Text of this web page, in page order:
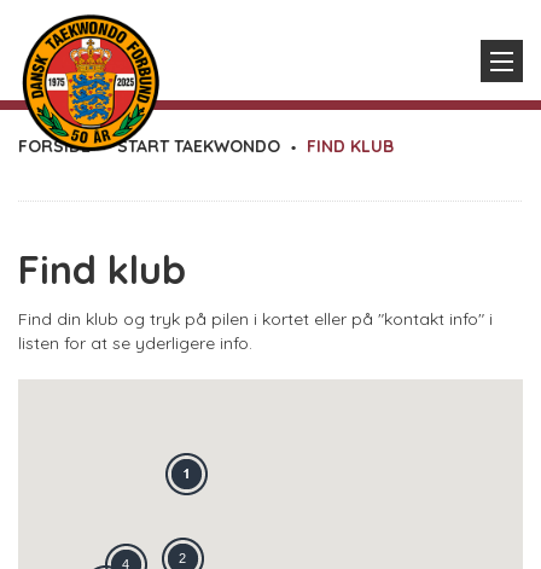
FORSIDE START TAEKWONDO FIND KLUB
Find klub
Find din klub og tryk på pilen i kortet eller på "kontakt info" i
listen for at se yderligere info.
4 2